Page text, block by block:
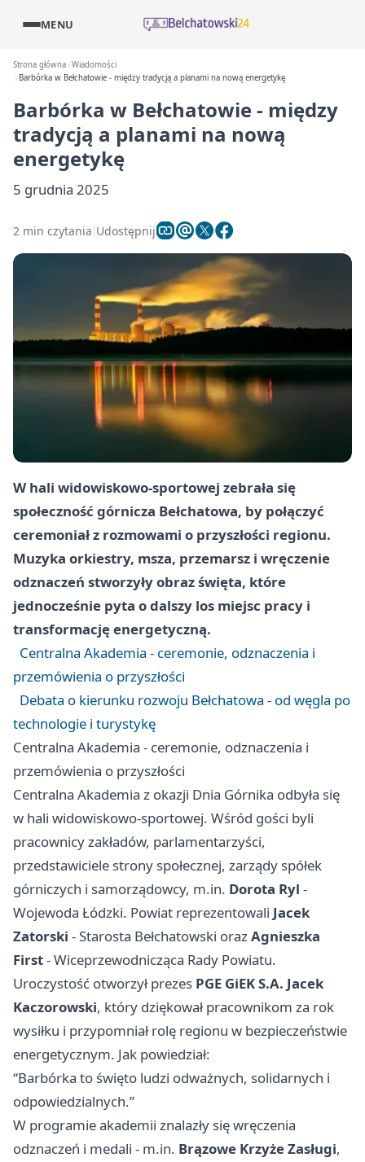
MENU
Strona główna Wiadomości
Barbórka w Bełchatowie - między tradycją a planami na nową energetykę
Barbórka w Bełchatowie - między
tradycją a planami na nową
energetykę
5 grudnia 2025
2 min czytania Udostępnij
W hali widowiskowo-sportowej zebrała się
społeczność górnicza Bełchatowa, by połączyć
ceremoniał z rozmowami o przyszłości regionu.
Muzyka orkiestry, msza, przemarsz i wręczenie
odznaczeń stworzyły obraz święta, które
jednocześnie pyta o dalszy los miejsc pracy i
transformację energetyczną.
Centralna Akademia - ceremonie, odznaczenia i
przemówienia o przyszłości
Debata o kierunku rozwoju Bełchatowa - od węgla po
technologie i turystykę
Centralna Akademia - ceremonie, odznaczenia i
przemówienia o przyszłości
Centralna Akademia z okazji Dnia Górnika odbyła się
w hali widowiskowo-sportowej. Wśród gości byli
pracownicy zakładów, parlamentarzyści,
przedstawiciele strony społecznej, zarządy spółek
górniczych i samorządowcy, m.in. Dorota Ryl -
Wojewoda Łódzki. Powiat reprezentowali Jacek
Zatorski - Starosta Bełchatowski orazAgnieszka
First- Wiceprzewodnicząca Rady Powiatu.
Uroczystość otworzył prezes PGE GiEK S.A. Jacek
Kaczorowski, który dziękował pracownikom za rok
wysiłku i przypomniał rolę regionu w bezpieczeństwie
energetycznym. Jak powiedział:
“Barbórka to święto ludzi odważnych, solidarnych i
odpowiedzialnych.”
W programie akademii znalazły się wręczenia
odznaczeń i medali - m.in. Brązowe Krzyże Zasługi,